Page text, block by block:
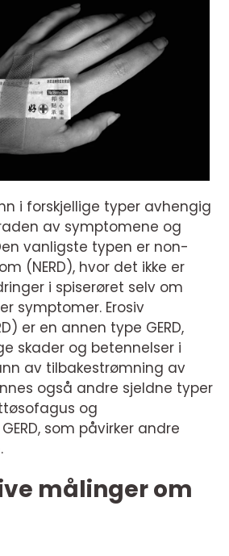
i forskjellige typer avhengig
av symptomene og
vanligste typen er non-
(NERD), hvor det ikke er
i spiserøret selv om
symptomer. Erosiv
er en annen type GERD,
skader og betennelser i
av tilbakestrømning av
også andre sjeldne typer
og
som påvirker andre
målinger om